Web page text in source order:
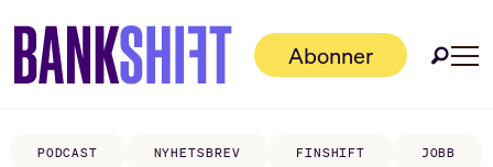
Abonner
PODCAST NYHETSBREV FINSHIFT JOBB